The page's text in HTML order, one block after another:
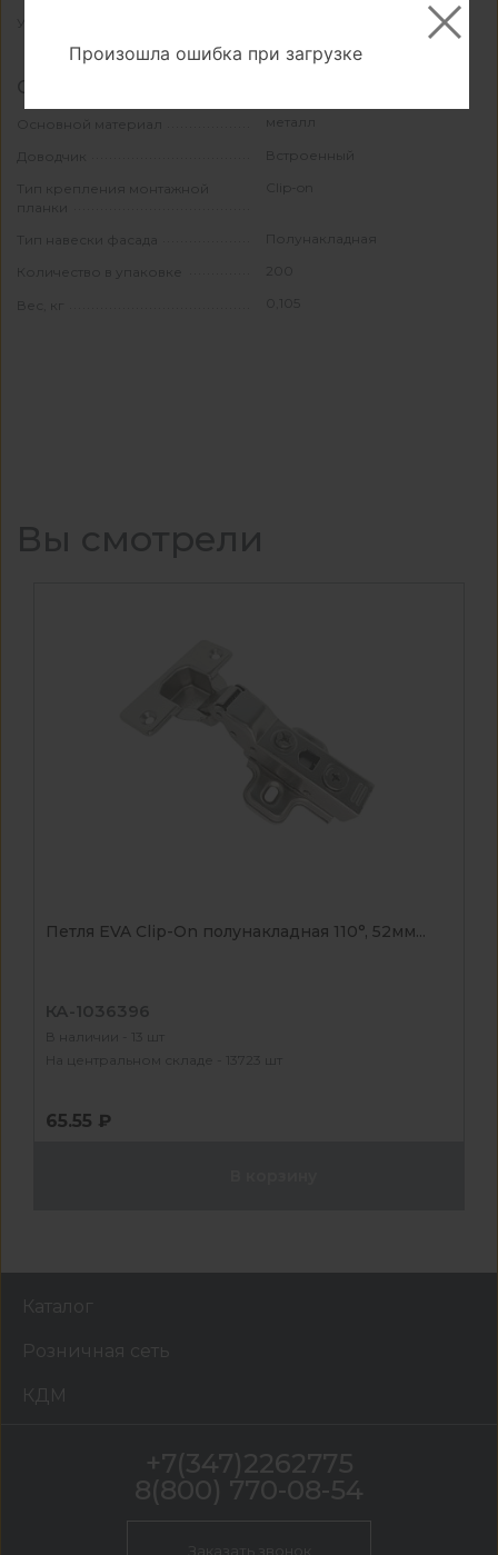
Свойства и материалы
Основной материал металл
Доводчик Встроенный
Тип крепления монтажной
планки
Clip-on
Тип навески фасада Полунакладная
Количество в упаковке 200
Вес, кг 0,105
Вы смотрели
Петля EVA Clip-On полунакладная 110°, 52мм...
КА-1036396
В наличии - 13 шт
На центральном складе - 13723 шт
65.55 ₽
Каталог
Розничная сеть
КДМ
+7(347)2262775
8(800) 770-08-54
Заказать звонок
Произошла ошибка при загрузке